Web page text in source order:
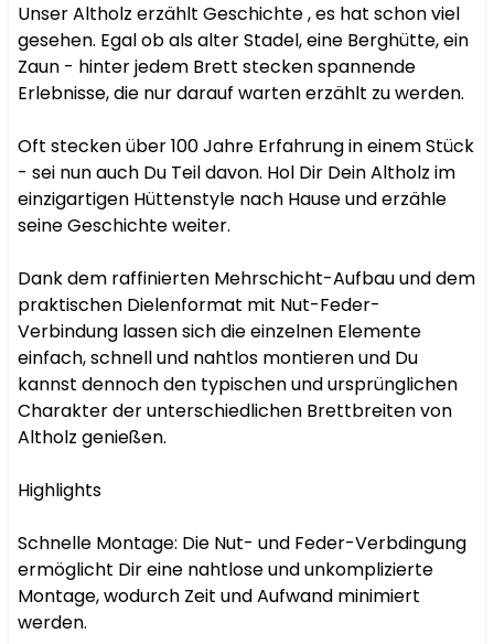
Unser Altholz erzählt Geschichte , es hat schon viel
gesehen. Egal ob als alter Stadel, eine Berghütte, ein
Zaun - hinter jedem Brett stecken spannende
Erlebnisse, die nur darauf warten erzählt zu werden.
Oft stecken über 100 Jahre Erfahrung in einem Stück
- sei nun auch Du Teil davon. Hol Dir Dein Altholz im
einzigartigen Hüttenstyle nach Hause und erzähle
seine Geschichte weiter.
Dank dem raffinierten Mehrschicht-Aufbau und dem
praktischen Dielenformat mit Nut-Feder-
Verbindung lassen sich die einzelnen Elemente
einfach, schnell und nahtlos montieren und Du
kannst dennoch den typischen und ursprünglichen
Charakter der unterschiedlichen Brettbreiten von
Altholz genießen.
Highlights
Schnelle Montage: Die Nut- und Feder-Verbdingung
ermöglicht Dir eine nahtlose und unkomplizierte
Montage, wodurch Zeit und Aufwand minimiert
werden.